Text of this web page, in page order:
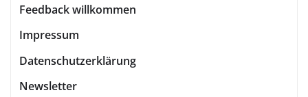
Feedback willkommen
Impressum
Datenschutzerklärung
Newsletter